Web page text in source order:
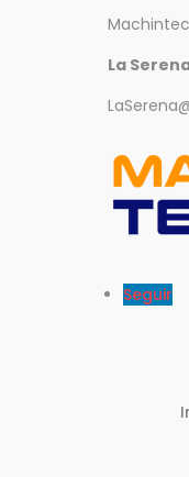
La
Seguir